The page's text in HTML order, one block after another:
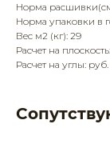
Норма
Норма упаковки в
Вес м2 (кг): 29
Расчет на
Расчет на углы:
Главная
Каталог